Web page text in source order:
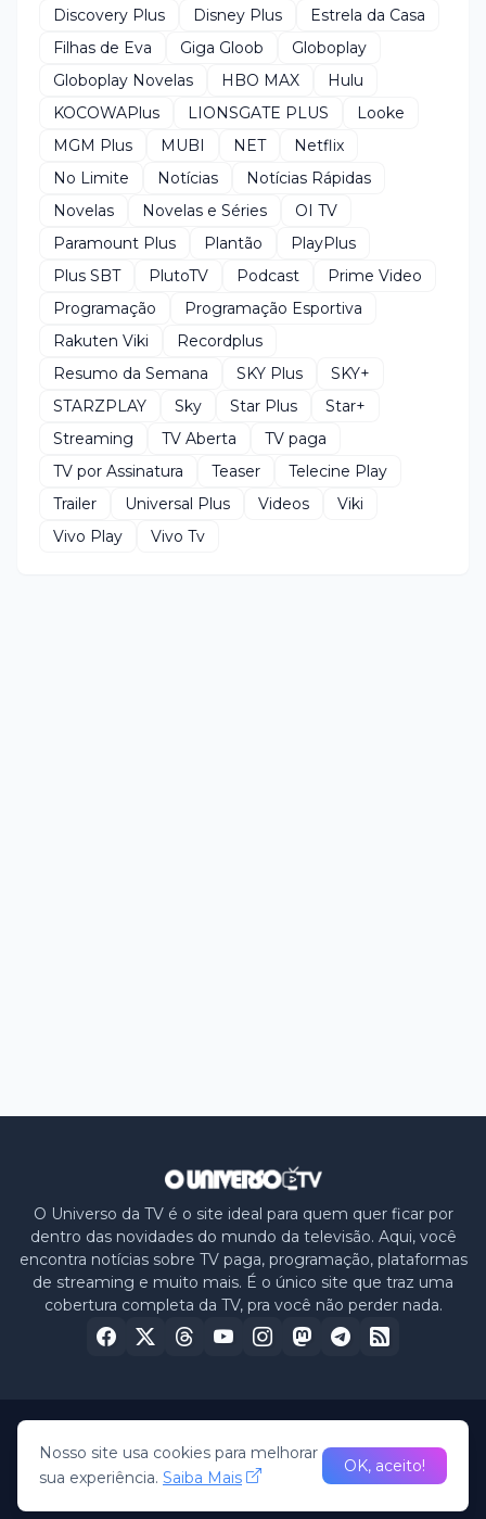
Discovery Plus
Disney Plus
Estrela da Casa
Filhas de Eva
Giga Gloob
Globoplay
Globoplay Novelas
HBO MAX
Hulu
KOCOWAPlus
LIONSGATE PLUS
Looke
MGM Plus
MUBI NET
Netflix
No Limite
Notícias
Notícias Rápidas
Novelas
Novelas e Séries
OI TV
Paramount Plus
Plantão
PlayPlus
Plus SBT
PlutoTV Podcast
Prime Video
Programação
Programação Esportiva
Rakuten Viki
Recordplus
Resumo da Semana
SKY Plus
SKY+
STARZPLAY
Sky Star Plus
Star+
Streaming
TV Aberta
TV paga
TV por Assinatura
Teaser
Telecine Play
Trailer
Universal Plus Videos
Viki
Vivo Play
Vivo Tv
O Universo da TV é o site ideal para quem quer ficar por
dentro das novidades do mundo da televisão. Aqui, você
encontra notícias sobre TV paga, programação, plataformas
de streaming e muito mais. É o único site que traz uma
cobertura completa da TV, pra você não perder nada.
© 2026 -O Universo da TV • All Rights Reserved
HomeSobre nósPolítica de PrivacidadeContato
Nosso site usa cookies para melhorar
sua experiência. Saiba Mais
OK, aceito!